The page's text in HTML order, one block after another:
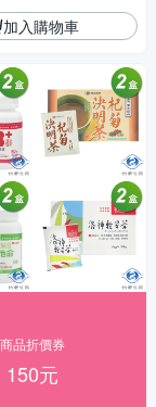
加入購物車
商品折價券
150元